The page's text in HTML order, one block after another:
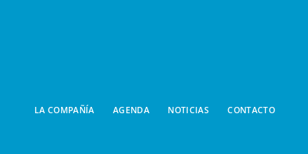
LA COMPAÑÍA AGENDA NOTICIAS CONTACTO